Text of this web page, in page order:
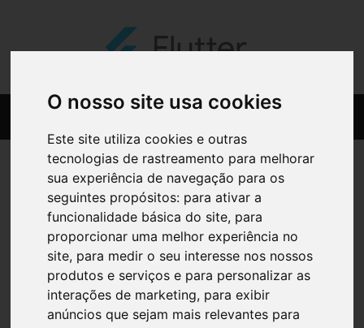
O nosso site usa cookies
Este site utiliza cookies e outras
tecnologias de rastreamento para melhorar
sua experiência de navegação para os
seguintes propósitos: para ativar a
funcionalidade básica do site, para
proporcionar uma melhor experiência no
site, para medir o seu interesse nos nossos
produtos e serviços e para personalizar as
interações de marketing, para exibir
anúncios que sejam mais relevantes para